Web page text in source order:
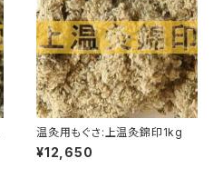
温灸用もぐさ:上温灸錦印1kg
¥12,650